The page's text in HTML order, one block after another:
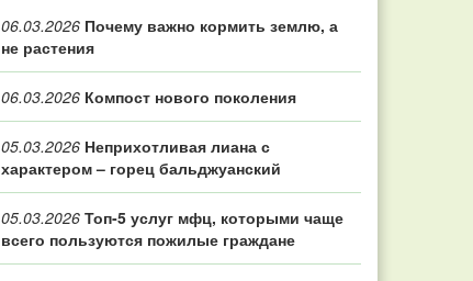
06.03.2026 Почему важно кормить землю, а
не растения
06.03.2026 Компост нового поколения
05.03.2026 Неприхотливая лиана с
характером – горец бальджуанский
05.03.2026 Топ‑5 услуг мфц, которыми чаще
всего пользуются пожилые граждане